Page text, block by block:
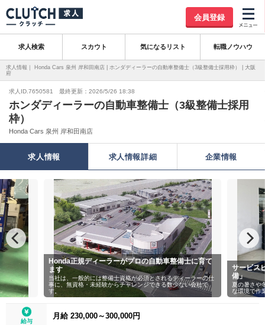
会員登録
求人検索 スカウト 気になるリスト 転職ノウハウ
求人情報｜ Honda Cars 泉州 岸和田南店 | ホンダディーラーの自動車整備士（3級整備士採用枠） | 大阪
府
求人ID.7650581 最終更新：2026/5/26 18:38
ホンダディーラーの自動車整備士（3級整備士採用
枠）
Honda Cars 泉州 岸和田南店
求人情報 求人情報詳細 企業情報
Honda正規ディーラーがプロの自動車整備士に育て
ます
当社は、一般的には整備士資格が必須とされるディーラーの仕
事に、無資格・未経験からチャレンジできる数少ない会社で
す。
サービス
備」
夏の暑さや
な環境で作
給与
月給 230,000～300,000円